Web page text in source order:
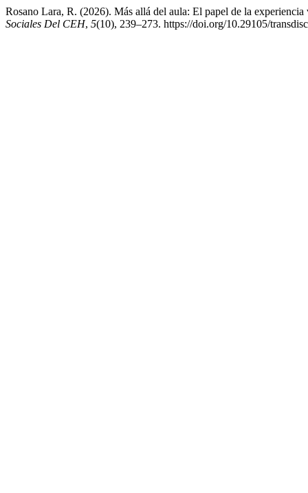
Rosano Lara, R. (2026). Más allá del aula: El papel de la
Sociales Del CEH, 5(10), 239–273. https://doi.org/10.29105/